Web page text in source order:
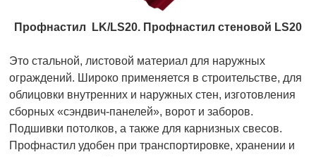
Профнастил LK/LS20. Профнастил стеновой LS20
Это стальной, листовой материал для наружных
ограждений. Широко применяется в строительстве, для
облицовки внутренних и наружных стен, изготовления
cборных «сэндвич-панелей», ворот и заборов.
Подшивки потолков, а также для карнизных свесов.
Профнастил удобен при транспортировке, хранении и